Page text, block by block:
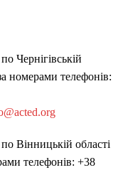
Чернігівській
номерами телефонів:
Вінницькій області
телефонів: +38